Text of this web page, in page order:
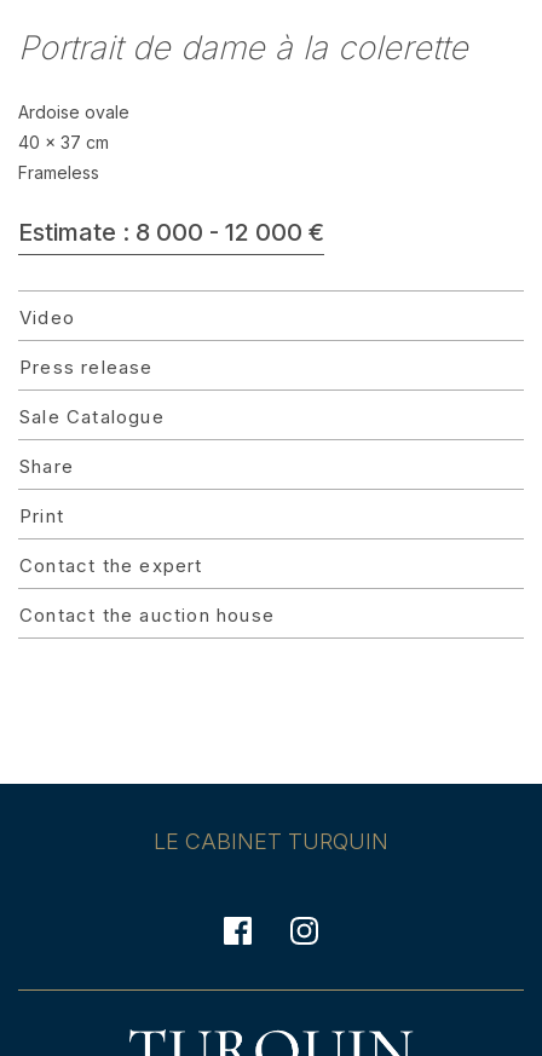
Portrait de dame à la colerette
Ardoise ovale
40 x 37 cm
Frameless
Estimate : 8 000 - 12 000 €
Video
Press release
Sale Catalogue
Share
Print
Contact the expert
Contact the auction house
LE CABINET TURQUIN